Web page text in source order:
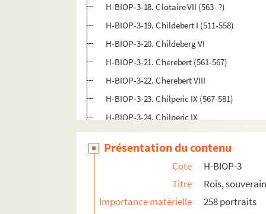
H-BIOP-3-18. Clotaire VII (563- ?)
H-BIOP-3-19. Childebert I (511-558)
H-BIOP-3-20. Childeberg VI
H-BIOP-3-21. Cherebert (561-567)
H-BIOP-3-22. Cherebert VIII
H-BIOP-3-23. Chilperic IX (567-581)
H-BIOP-3-24. Chilperic IX
H-BIOP-3-25. Clotaire II (584-628)
H-BIOP-3-26. Clotaire II (584-628)
H-BIOP-3-27. Childeberg II (575-596)
H-BIOP-3-28. Thierry II (596-613)
H-BIOP-3-29. Dagobert I (628-638)
Présentation du contenu
Cote
H-BIOP-3
Titre
Rois,
Importance matérielle
258 portraits